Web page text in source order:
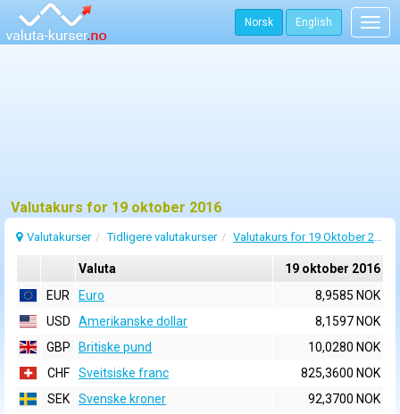
Norsk English
Valutakurs for 19 oktober 2016
Valutakurser Tidligere valutakurser Valutakurs for 19 Oktober 2016
Valuta
19 oktober 2016
EUR
Euro
8,9585 NOK
USD
Amerikanske dollar
8,1597 NOK
GBP
Britiske pund
10,0280 NOK
CHF
Sveitsiske franc
825,3600 NOK
SEK
Svenske kroner
92,3700 NOK